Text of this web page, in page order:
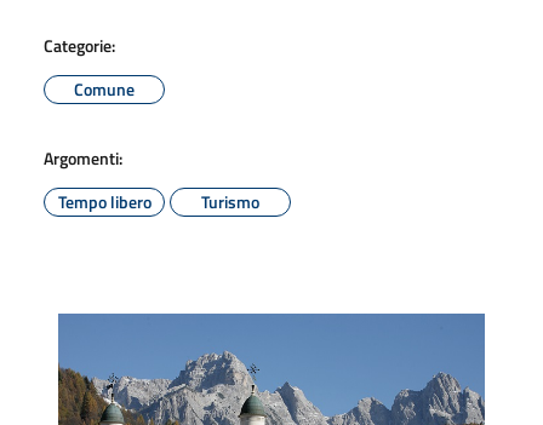
Categorie:
Comune
Argomenti:
Tempo libero
Turismo